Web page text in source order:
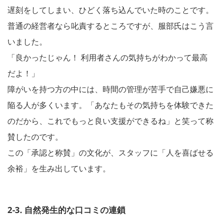
遅刻をしてしまい、ひどく落ち込んでいた時のことです。
普通の経営者なら叱責するところですが、服部氏はこう言
いました。
「良かったじゃん！ 利用者さんの気持ちがわかって最高
だよ！」
障がいを持つ方の中には、時間の管理が苦手で自己嫌悪に
陥る人が多くいます。「あなたもその気持ちを体験できた
のだから、これでもっと良い支援ができるね」と笑って称
賛したのです。
この「承認と称賛」の文化が、スタッフに「人を喜ばせる
余裕」を生み出しています。
2-3. 自然発生的な口コミの連鎖